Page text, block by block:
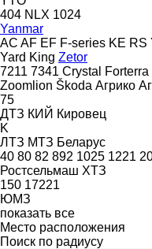
404 NLX 1024
Yanmar
AC AF EF F-series KE RS
Yard King Zetor
7211 7341 Crystal Forterra
Zoomlion Škoda Агрико
75
ДТЗ КИЙ Кировец
K
ЛТЗ МТЗ Беларус
40 80 82 892 1025 1221
Ростсельмаш ХТЗ
150 17221
ЮМЗ
показать все
Место расположения
Поиск по радиусу